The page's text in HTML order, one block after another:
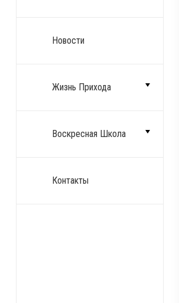
Новости
Жизнь Прихода
Воскресная Школа
Контакты